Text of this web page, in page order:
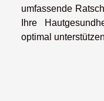
umfassende
Ihre
optimal